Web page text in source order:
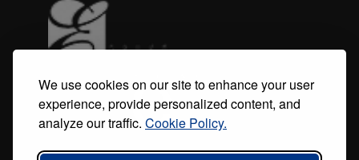
We use cookies on our site to enhance your user
experience, provide personalized content, and
analyze our traffic. Cookie Policy.